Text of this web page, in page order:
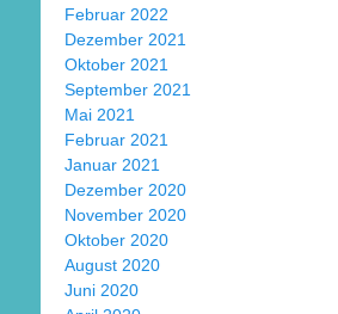
Februar 2022
Dezember 2021
Oktober 2021
September 2021
Mai 2021
Februar 2021
Januar 2021
Dezember 2020
November 2020
Oktober 2020
August 2020
Juni 2020